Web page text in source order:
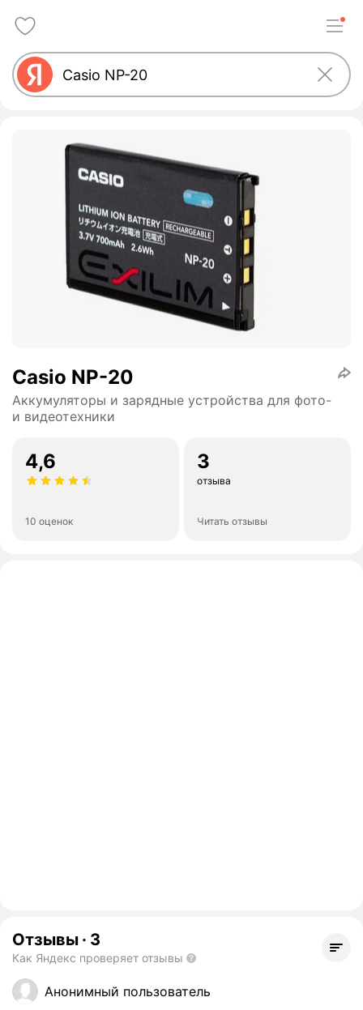
Casio NP-20
Аккумуляторы и зарядные устройства для фото-
и видеотехники
4,6
10 оценок
3
отзыва
Читать отзывы
Отзывы · 3
Как Яндекс проверяет отзывы
Анонимный пользователь